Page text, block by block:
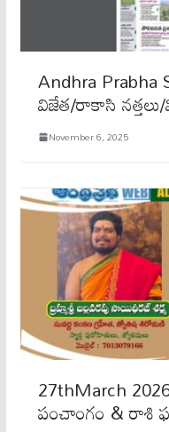
Andhra Prabha
విజేత/రాకాసి
November 6, 2025
27thMarch
పంచాంగం & రాశి